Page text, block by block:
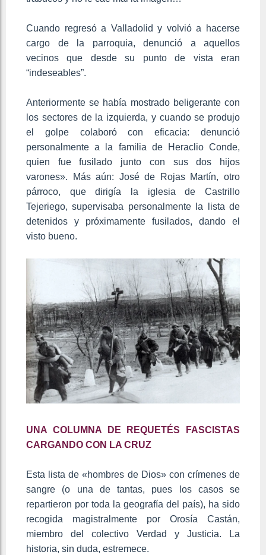
Cuando regresó a Valladolid y volvió a hacerse
cargo de la parroquia, denunció a aquellos
vecinos que desde su punto de vista eran
“indeseables”.
Anteriormente se había mostrado beligerante con
los sectores de la izquierda, y cuando se produjo
el golpe colaboró con eficacia: denunció
personalmente a la familia de Heraclio Conde,
quien fue fusilado junto con sus dos hijos
varones». Más aún: José de Rojas Martín, otro
párroco, que dirigía la iglesia de Castrillo
Tejeriego, supervisaba personalmente la lista de
detenidos y próximamente fusilados, dando el
visto bueno.
UNA COLUMNA DE REQUETÉS FASCISTAS
CARGANDO CON LA CRUZ
Esta lista de «hombres de Dios» con crímenes de
sangre (o una de tantas, pues los casos se
repartieron por toda la geografía del país), ha sido
recogida magistralmente por Orosía Castán,
miembro del colectivo Verdad y Justicia. La
historia, sin duda, estremece.